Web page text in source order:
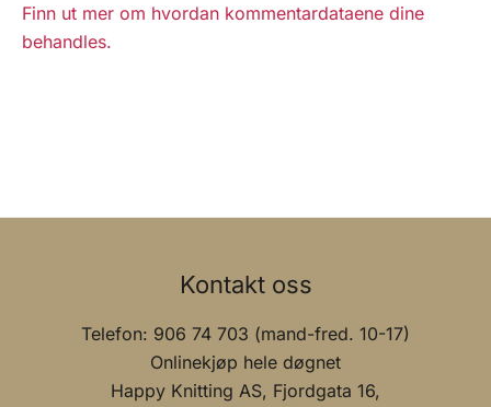
Finn ut mer om hvordan kommentardataene dine
behandles.
Kontakt oss
Telefon: 906 74 703 (mand-fred. 10-17)
Onlinekjøp hele døgnet
Happy Knitting AS, Fjordgata 16,